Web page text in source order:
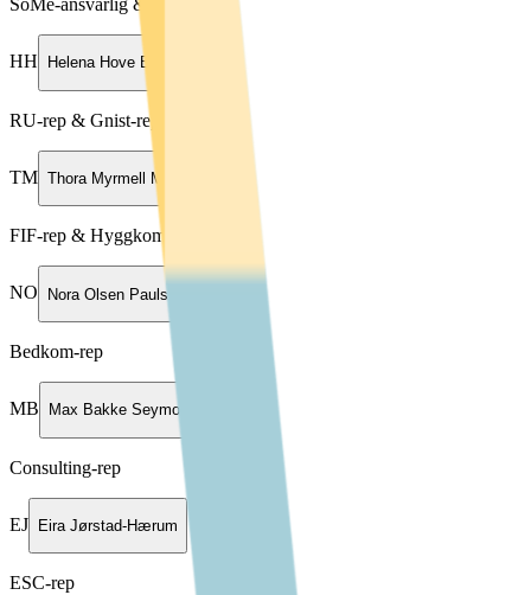
SoMe-ansvarlig & Tilde-rep
HH Helena Hove Bratland
RU-rep & Gnist-rep
TM Thora Myrmell Moen
FIF-rep & Hyggkom-rep
NO Nora Olsen Paulshus
Bedkom-rep
MB Max Bakke Seymor
Consulting-rep
EJ Eira Jørstad-Hærum
ESC-rep